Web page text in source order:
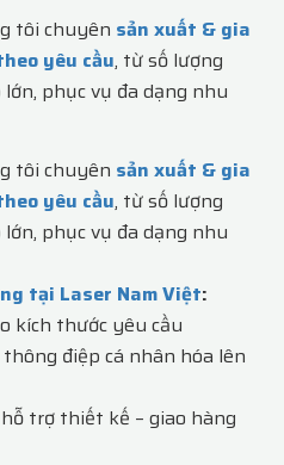
tôi chuyên sản xuất & gia
yêu cầu, từ số lượng
phục vụ đa dạng nhu
tôi chuyên sản xuất & gia
yêu cầu, từ số lượng
phục vụ đa dạng nhu
tại Laser Nam Việt:
kích thước yêu cầu
điệp cá nhân hóa lên
trợ thiết kế – giao hàng